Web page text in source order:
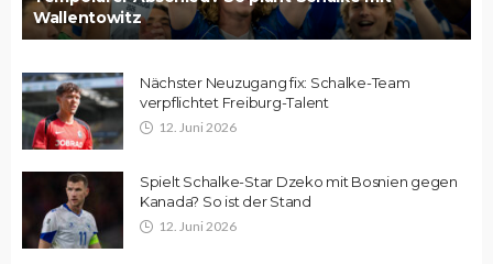
Wallentowitz
Nächster Neuzugang fix: Schalke-Team
verpflichtet Freiburg-Talent
12. Juni 2026
Spielt Schalke-Star Dzeko mit Bosnien gegen
Kanada? So ist der Stand
12. Juni 2026